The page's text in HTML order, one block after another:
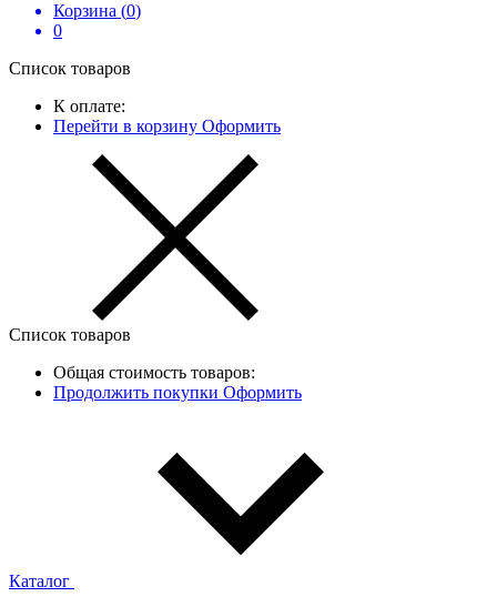
Корзина (0)
0
Список товаров
К оплате:
Перейти в корзину Оформить
Список товаров
Общая стоимость товаров:
Продолжить покупки Оформить
Каталог